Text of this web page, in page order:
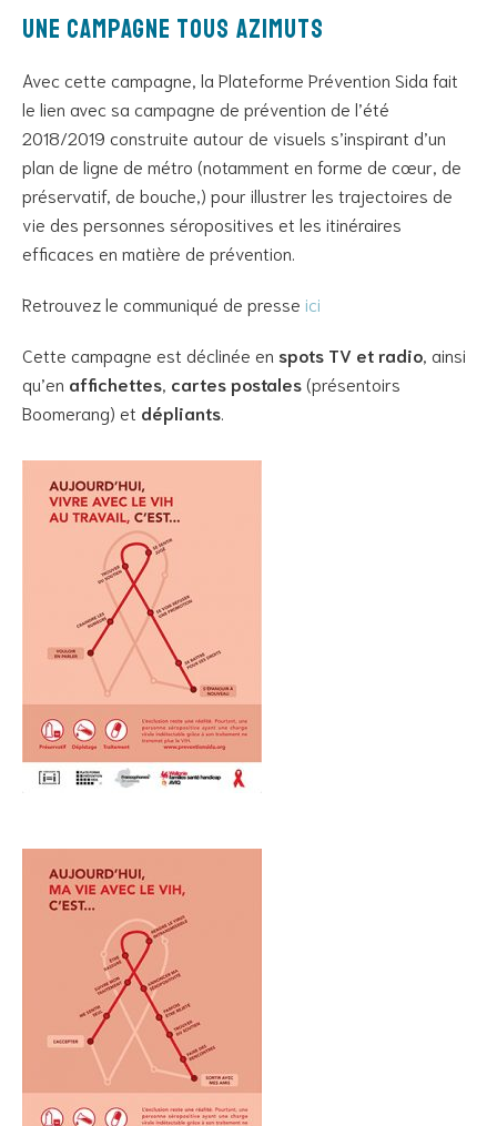
Une campagne tous azimuts
Avec cette campagne, la Plateforme Prévention Sida fait
le lien avec sa campagne de prévention de l’été
2018/2019 construite autour de visuels s’inspirant d’un
plan de ligne de métro (notamment en forme de cœur, de
préservatif, de bouche,) pour illustrer les trajectoires de
vie des personnes séropositives et les itinéraires
efficaces en matière de prévention.
Retrouvez le communiqué de presse ici
Cette campagne est déclinée en spots TV et radio , ainsi
qu’en affichettes cartes postales(présentoirs
Boomerang) et dépliants